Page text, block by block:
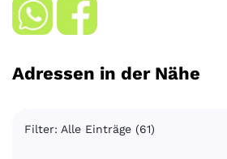
Adressen in der Nähe
Filter: Alle Einträge (61)